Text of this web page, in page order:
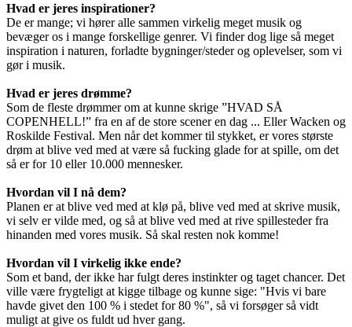
Hvad er jeres inspirationer?
De er mange; vi hører alle sammen virkelig meget musik og
bevæger os i mange forskellige genrer. Vi finder dog lige så meget
inspiration i naturen, forladte bygninger/steder og oplevelser, som vi
gør i musik.
Hvad er jeres drømme?
Som de fleste drømmer om at kunne skrige ”HVAD SÅ
COPENHELL!” fra en af de store scener en dag ... Eller Wacken og
Roskilde Festival. Men når det kommer til stykket, er vores største
drøm at blive ved med at være så fucking glade for at spille, om det
så er for 10 eller 10.000 mennesker.
Hvordan vil I nå dem?
Planen er at blive ved med at klø på, blive ved med at skrive musik,
vi selv er vilde med, og så at blive ved med at rive spillesteder fra
hinanden med vores musik. Så skal resten nok komme!
Hvordan vil I virkelig ikke ende?
Som et band, der ikke har fulgt deres instinkter og taget chancer. Det
ville være frygteligt at kigge tilbage og kunne sige: "Hvis vi bare
havde givet den 100 % i stedet for 80 %", så vi forsøger så vidt
muligt at give os fuldt ud hver gang.